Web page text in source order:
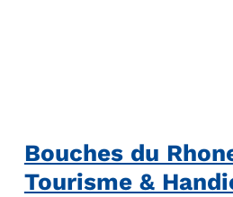
Bouches du
Tourisme &